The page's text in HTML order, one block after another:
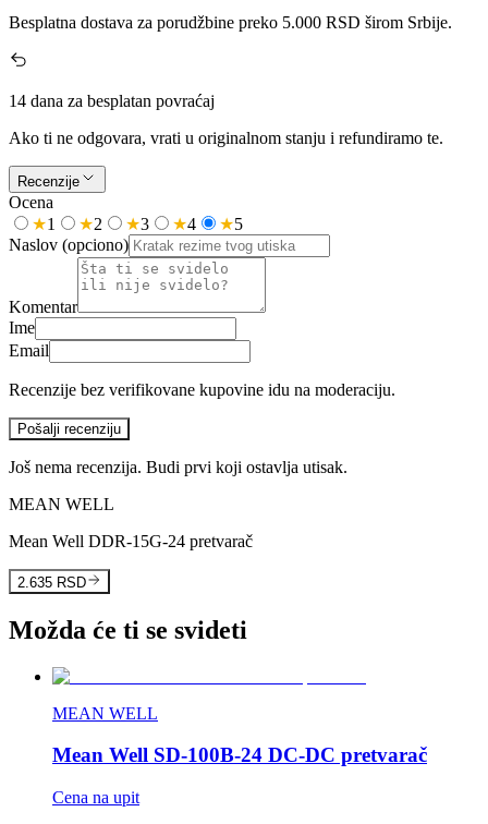
Besplatna dostava za porudžbine preko 5.000 RSD širom Srbije.
14 dana za besplatan povraćaj
Ako ti ne odgovara, vrati u originalnom stanju i refundiramo te.
Recenzije
Ocena
★1 ★2 ★3 ★4 ★5
Naslov (opciono)
Komentar
Ime
Email
Recenzije bez verifikovane kupovine idu na moderaciju.
Pošalji recenziju
Još nema recenzija. Budi prvi koji ostavlja utisak.
MEAN WELL
Mean Well DDR-15G-24 pretvarač
2.635 RSD
Možda će ti se svideti
MEAN WELL
Mean Well SD-100B-24 DC-DC pretvarač
Cena na upit